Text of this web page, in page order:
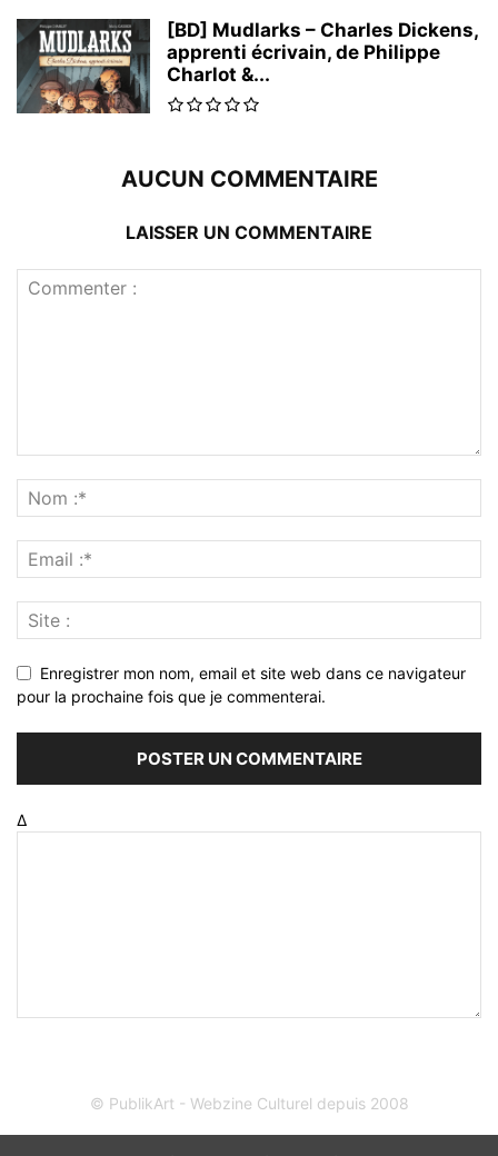
[BD] Mudlarks – Charles Dickens,
apprenti écrivain, de Philippe
Charlot &...
AUCUN COMMENTAIRE
LAISSER UN COMMENTAIRE
Enregistrer mon nom, email et site web dans ce navigateur
pour la prochaine fois que je commenterai.
Δ
© PublikArt - Webzine Culturel depuis 2008